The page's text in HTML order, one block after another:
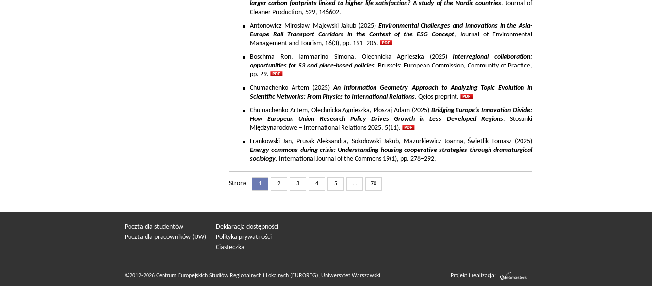
larger carbon footprints linked to higher life satisfaction? A study of the Nordic countries. Journal of
Cleaner Production, 529, 146602.
Antonowicz Mirosław, Majewski Jakub (2025) Environmental Challenges and Innovations in the Asia-
Europe Rail Transport Corridors in the Context of the ESG Concept, Journal of Environmental
Management and Tourism, 16(3), pp. 191–205.
Boschma Ron, Iammarino Simona, Olechnicka Agnieszka (2025)Interregional collaboration:
opportunities for S3 and place-based policies. Brussels: European Commission, Community of Practice,
pp. 29.
Chumachenko Artem (2025)An Information Geometry Approach to Analyzing Topic Evolution in
Scientific Networks: From Physics to International Relations. Qeios preprint.
Chumachenko Artem, Olechnicka Agnieszka, Płoszaj Adam (2025) Bridging Europe’s Innovation Divide:
How European Union Research Policy Drives Growth in Less Developed Regions. Stosunki
Międzynarodowe – International Relations 2025, 5(11).
Frankowski Jan, Prusak Aleksandra, Sokołowski Jakub, Mazurkiewicz Joanna, Świetlik Tomasz (2025)
Energy commons during crisis: Understanding housing cooperative strategies through dramaturgical
sociology. International Journal of the Commons 19(1), pp. 278–292.
Strona 1 2 3 4 5 ... 70
Poczta dla studentów
Poczta dla pracowników (UW)
Deklaracja dostępności
Polityka prywatności
Ciasteczka
©2012-2026 Centrum Europejskich Studiów Regionalnych i Lokalnych (EUROREG), Uniwersytet Warszawski Projekt i realizacja: